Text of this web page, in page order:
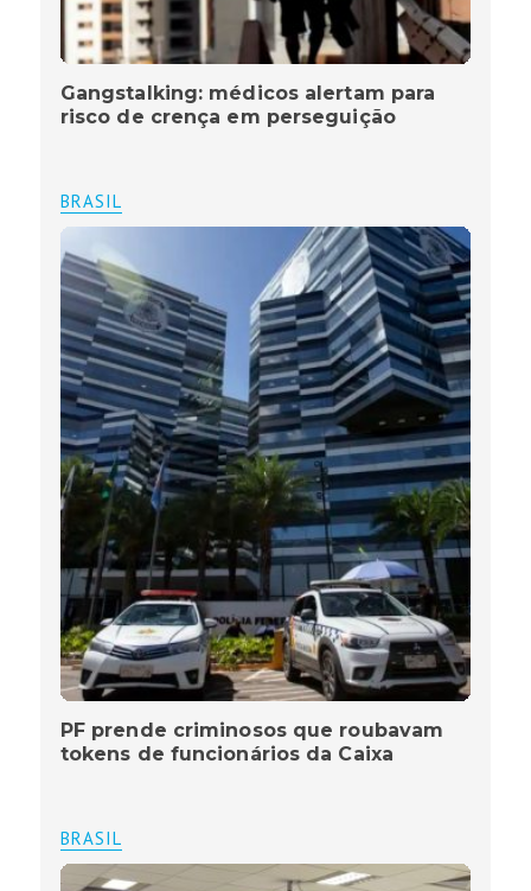
Gangstalking: médicos alertam para
risco de crença em perseguição
BRASIL
PF prende criminosos que roubavam
tokens de funcionários da Caixa
BRASIL